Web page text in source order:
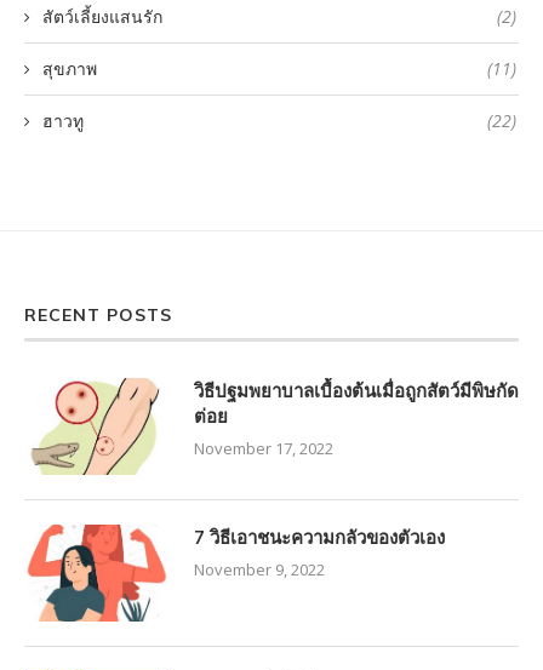
สัตว์เลี้ยงแสนรัก (2)
สุขภาพ (11)
ฮาวทู (22)
RECENT POSTS
วิธีปฐมพยาบาลเบื้องต้นเมื่อถูกสัตว์มีพิษกัด
ต่อย
November 17, 2022
7 วิธีเอาชนะความกลัวของตัวเอง
November 9, 2022